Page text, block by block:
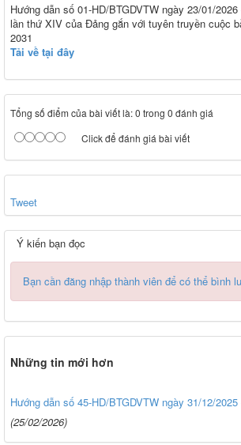
Hướng dẫn số 01-HD/BTGDVTW ngày 23/01/
lần thứ XIV của Đảng gắn với tuyên truyền cuộc
2031
Tải về tại đây
Tổng số điểm của bài viết là: 0 trong 0 đánh giá
Click để đánh giá bài viết
Tweet
Ý kiến bạn đọc
Bạn cần đăng nhập thành viên để có thể bình
Những tin mới hơn
Hướng dẫn số 45-HD/BTGDVTW ngày 31/12/
(25/02/2026)